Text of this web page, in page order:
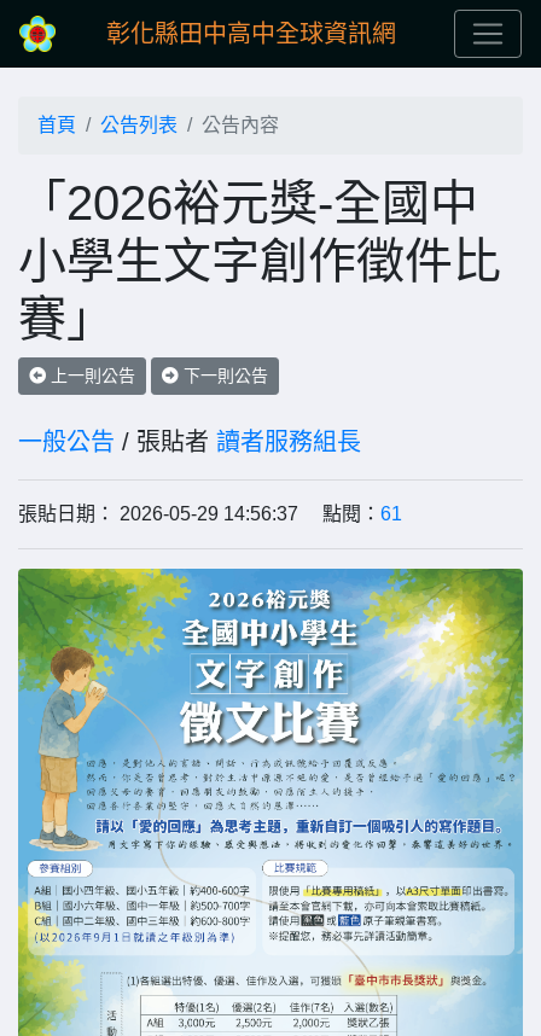
彰化縣田中高中全球資訊網
首頁 公告列表 公告內容
「2026裕元獎-全國中
小學生文字創作徵件比
賽」
上一則公告 下一則公告
一般公告 / 張貼者 讀者服務組長
張貼日期： 2026-05-29 14:56:37 點閱： 61